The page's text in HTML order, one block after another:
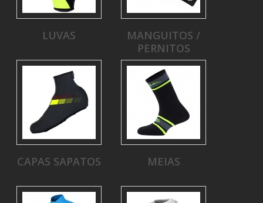
LUVAS
MANGUITOS /
PERNITOS
CAPAS SAPATOS MEIAS